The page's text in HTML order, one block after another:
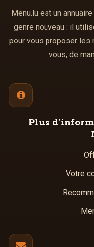
Menu.lu est un
genre nouveau : il
pour vous proposer les
vous, de
Plus
Votre